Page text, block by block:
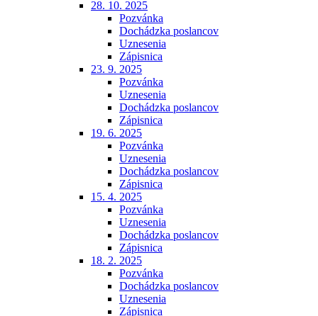
28. 10. 2025
Pozvánka
Dochádzka poslancov
Uznesenia
Zápisnica
23. 9. 2025
Pozvánka
Uznesenia
Dochádzka poslancov
Zápisnica
19. 6. 2025
Pozvánka
Uznesenia
Dochádzka poslancov
Zápisnica
15. 4. 2025
Pozvánka
Uznesenia
Dochádzka poslancov
Zápisnica
18. 2. 2025
Pozvánka
Dochádzka poslancov
Uznesenia
Zápisnica